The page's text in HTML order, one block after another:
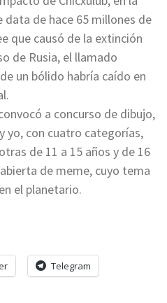
data de hace 65 millones de
que causó de la extinción
de Rusia, el llamado
un bólido habría caído en
a concurso de dibujo,
yo, con cuatro categorías,
de 11 a 15 años y de 16
de meme, cuyo tema
el planetario.
Telegram